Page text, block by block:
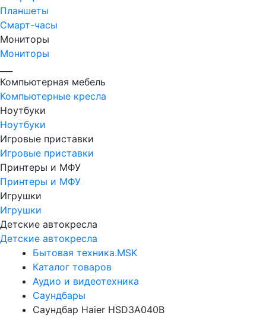
Планшеты
Смарт-часы
Мониторы
Мониторы
Компьютерная мебель
Компьютерные кресла
Ноутбуки
Ноутбуки
Игровые приставки
Игровые приставки
Принтеры и МФУ
Принтеры и МФУ
Игрушки
Игрушки
Детские автокресла
Детские автокресла
Бытовая техника.MSK
Каталог товаров
Аудио и видеотехника
Саундбары
Саундбар Haier HSD3A040B